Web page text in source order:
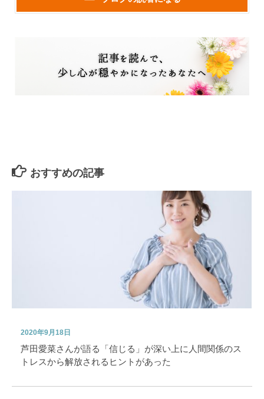
おすすめの記事
2020年9月18日
芦田愛菜さんが語る「信じる」が深い上に人間関係のス
トレスから解放されるヒントがあった